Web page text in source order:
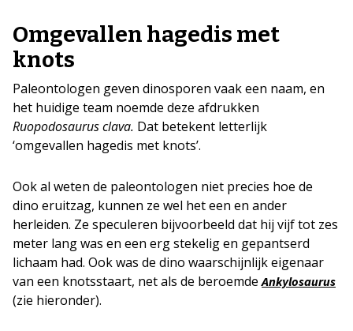
Omgevallen hagedis met
knots
Paleontologen geven dinosporen vaak een naam, en
het huidige team noemde deze afdrukken
Ruopodosaurus clava. Dat betekent letterlijk
‘omgevallen hagedis met knots’.
Ook al weten de paleontologen niet precies hoe de
dino eruitzag, kunnen ze wel het een en ander
herleiden. Ze speculeren bijvoorbeeld dat hij vijf tot zes
meter lang was en een erg stekelig en gepantserd
lichaam had. Ook was de dino waarschijnlijk eigenaar
van een knotsstaart, net als de beroemdeAnkylosaurus
(zie hieronder).